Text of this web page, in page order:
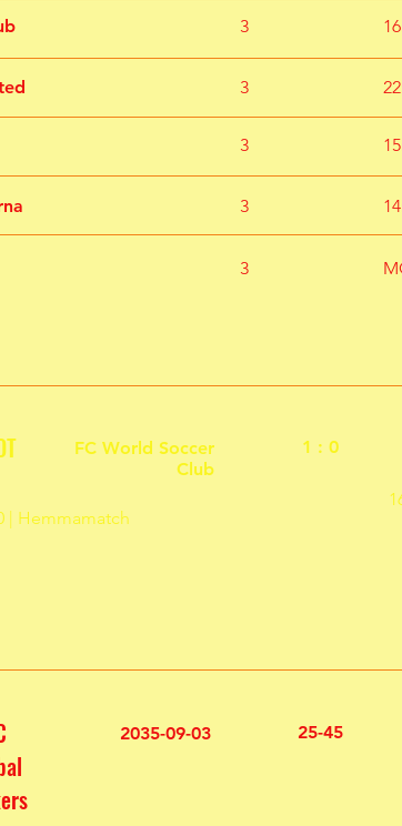
3
3
3
3
3
FC World Soccer
Club
| Hemmamatch
1 : 0
2035-09-03 25-45